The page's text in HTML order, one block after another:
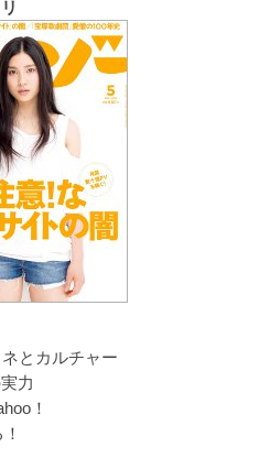
とカルチャー
力
！